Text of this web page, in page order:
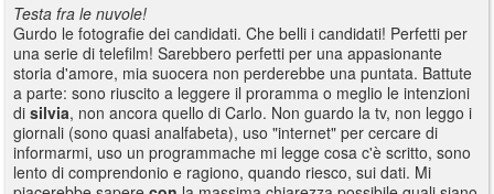
Testa fra le nuvole!
Gurdo le fotografie dei candidati. Che belli i candidati! Perfetti per
una serie di telefilm! Sarebbero perfetti per una appasionante
storia d'amore, mia suocera non perderebbe una puntata. Battute
a parte: sono riuscito a leggere il proramma o meglio le intenzioni
di silvia, non ancora quello di Carlo. Non guardo la tv, non leggo i
giornali (sono quasi analfabeta), uso "internet" per cercare di
informarmi, uso un programmache mi legge cosa c'è scritto, sono
lento di comprendonio e ragiono, quando riesco, sui dati. Mi